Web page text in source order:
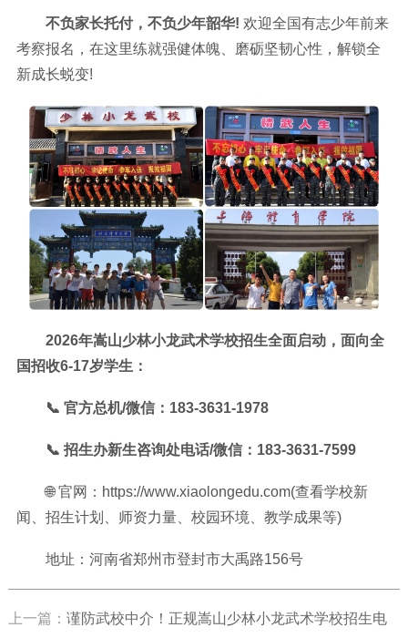
不负家长托付，不负少年韶华! 欢迎全国有志少年前来
考察报名，在这里练就强健体魄、磨砺坚韧心性，解锁全
新成长蜕变!
2026年嵩山少林小龙武术学校招生全面启动，面向全
国招收6-17岁学生：
📞 官方总机/微信：183-3631-1978
📞 招生办新生咨询处电话/微信：183-3631-7599
🌐 官网：https://www.xiaolongedu.com(查看学校新
闻、招生计划、师资力量、校园环境、教学成果等)
地址：河南省郑州市登封市大禹路156号
上一篇： 谨防武校中介！正规嵩山少林小龙武术学校招生电